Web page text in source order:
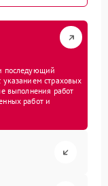
последующий
указанием страховых
выполнения работ
работ и